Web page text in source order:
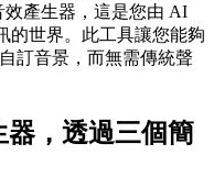
效產生器，這是您由 AI
的世界。此工具讓您能夠
訂音景，而無需傳統聲
，透過三個簡